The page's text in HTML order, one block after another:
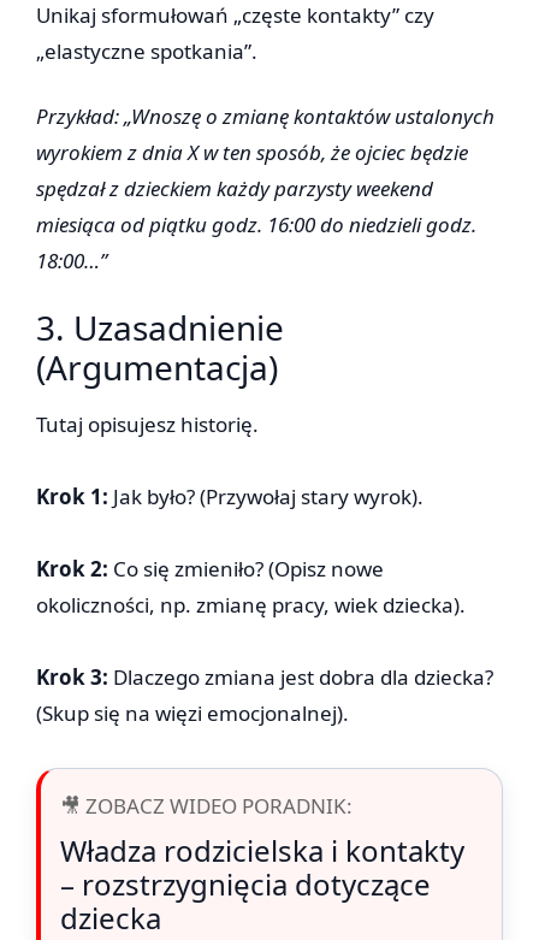
Unikaj sformułowań „częste kontakty” czy
„elastyczne spotkania”.
Przykład: „Wnoszę o zmianę kontaktów ustalonych
wyrokiem z dnia X w ten sposób, że ojciec będzie
spędzał z dzieckiem każdy parzysty weekend
miesiąca od piątku godz. 16:00 do niedzieli godz.
18:00…”
3. Uzasadnienie
(Argumentacja)
Tutaj opisujesz historię.
Krok 1: Jak było? (Przywołaj stary wyrok).
Krok 2: Co się zmieniło? (Opisz nowe
okoliczności, np. zmianę pracy, wiek dziecka).
Krok 3: Dlaczego zmiana jest dobra dla dziecka?
(Skup się na więzi emocjonalnej).
🎥 ZOBACZ WIDEO PORADNIK:
Władza rodzicielska i kontakty
– rozstrzygnięcia dotyczące
dziecka